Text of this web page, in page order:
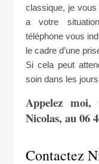
classique, je
a votre
téléphone vous
le cadre d’une
Si cela peut
soin dans les
Appelez moi,
Nicolas, au 06
Contactez